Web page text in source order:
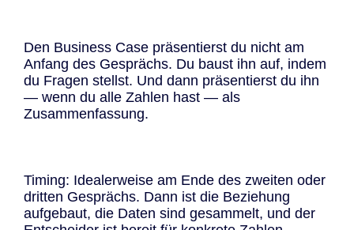
Den Business Case präsentierst du nicht am
Anfang des Gesprächs. Du baust ihn auf, indem
du Fragen stellst. Und dann präsentierst du ihn
— wenn du alle Zahlen hast — als
Zusammenfassung.
Timing: Idealerweise am Ende des zweiten oder
dritten Gesprächs. Dann ist die Beziehung
aufgebaut, die Daten sind gesammelt, und der